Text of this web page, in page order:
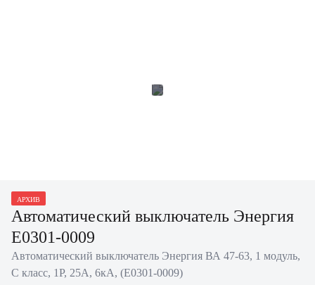
АРХИВ
Автоматический выключатель Энергия
Е0301-0009
Автоматический выключатель Энергия ВА 47-63, 1 модуль,
C класс, 1P, 25А, 6кА, (Е0301-0009)